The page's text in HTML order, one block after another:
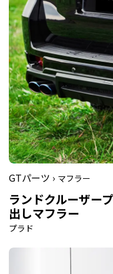
GTパーツ › マフラー
ランドクルーザー
出しマフラー
プラド